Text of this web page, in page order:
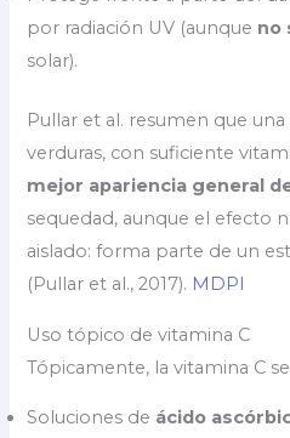
por radiación UV (aunque no
solar).
Pullar et al. resumen que
verduras, con suficiente
mejor apariencia general
sequedad, aunque el efecto
aislado: forma parte de un
(Pullar et al., 2017). MDPI
Uso tópico de vitamina C
Tópicamente, la vitamina C
Soluciones de ácido